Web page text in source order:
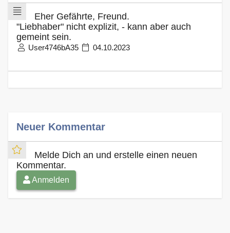
Eher Gefährte, Freund.
"Liebhaber" nicht explizit, - kann aber auch
gemeint sein.
User4746bA35 04.10.2023
Neuer Kommentar
Melde Dich an und erstelle einen neuen
Kommentar.
Anmelden